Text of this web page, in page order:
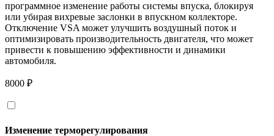
программное изменение работы системы впуска, блокируя
или убирая вихревые заслонки в впускном коллекторе.
Отключение VSA может улучшить воздушный поток и
оптимизировать производительность двигателя, что может
привести к повышению эффективности и динамики
автомобиля.
8000 ₽
Изменение терморегулирования